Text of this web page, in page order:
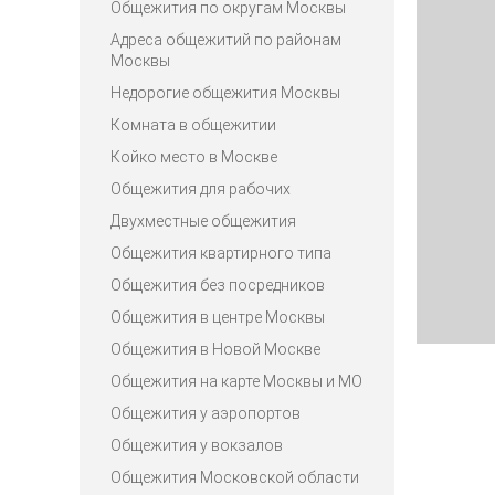
Общежития по округам Москвы
Адреса общежитий по районам
Москвы
Недорогие общежития Москвы
Комната в общежитии
Койко место в Москве
Общежития для рабочих
Двухместные общежития
Общежития квартирного типа
Общежития без посредников
Общежития в центре Москвы
Общежития в Новой Москве
Общежития на карте Москвы и МО
Общежития у аэропортов
Общежития у вокзалов
Общежития Московской области